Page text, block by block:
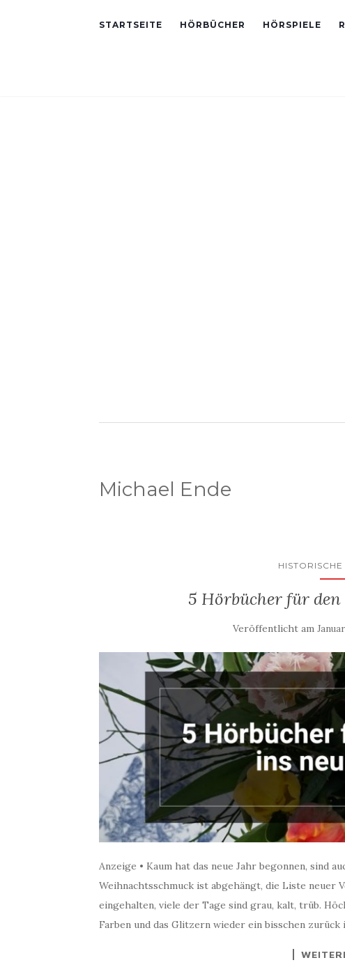
STARTSEITE HÖRBÜCHER HÖRSPIELE
Michael Ende
5 Hörbücher für
Veröffentlicht am
Anzeige • Kaum hat das neue Jahr begonnen, sind
Weihnachtsschmuck ist abgehängt, die Liste neuer
eingehalten, viele der Tage sind grau, kalt, trüb.
Farben und das Glitzern wieder ein bisschen zurück